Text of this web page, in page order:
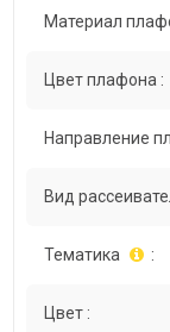
Материал
Цвет плафона :
Направление
Вид
Тематика :
Цвет :